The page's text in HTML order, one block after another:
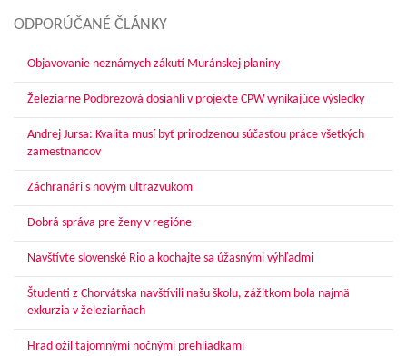
ODPORÚČANÉ ČLÁNKY
Objavovanie neznámych zákutí Muránskej planiny
Železiarne Podbrezová dosiahli v projekte CPW vynikajúce výsledky
Andrej Jursa: Kvalita musí byť prirodzenou súčasťou práce všetkých
zamestnancov
Záchranári s novým ultrazvukom
Dobrá správa pre ženy v regióne
Navštívte slovenské Rio a kochajte sa úžasnými výhľadmi
Študenti z Chorvátska navštívili našu školu, zážitkom bola najmä
exkurzia v železiarňach
Hrad ožil tajomnými nočnými prehliadkami